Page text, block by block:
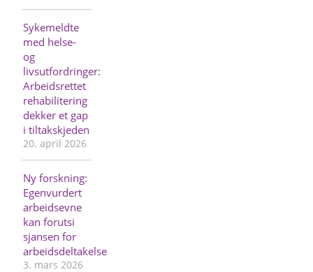
Sykemeldte
med helse-
og
livsutfordringer:
Arbeidsrettet
rehabilitering
dekker et gap
i tiltakskjeden
20. april 2026
Ny forskning:
Egenvurdert
arbeidsevne
kan forutsi
sjansen for
arbeidsdeltakelse
3. mars 2026